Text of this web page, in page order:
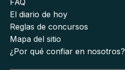
FAQ
El diario de hoy
Reglas de concursos
Mapa del sitio
¿Por qué confiar en nosotros?